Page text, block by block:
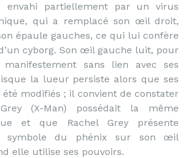
envahi partiellement par un virus
qui a remplacé son œil droit,
épaule gauches, ce qui lui confère
cyborg. Son œil gauche luit, pour
manifestement sans lien avec ses
la lueur persiste alors que ses
modifiés ; il convient de constater
(X-Man) possédait la même
et que Rachel Grey présente
symbole du phénix sur son œil
elle utilise ses pouvoirs.